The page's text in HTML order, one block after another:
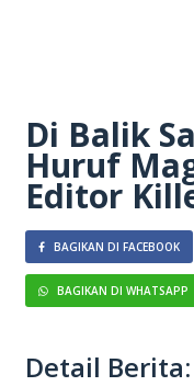
Di Balik
Huruf
Editor
BAGIKAN DI FACEBOOK
BAGIKAN DI WHATSAPP
Detail Berita: